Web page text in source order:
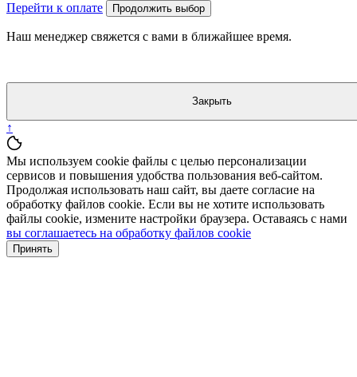
Перейти к оплате Продолжить выбор
Наш менеджер свяжется с вами в ближайшее время.
Закрыть
↑
Мы используем cookie файлы с целью персонализации
сервисов и повышения удобства пользования веб-сайтом.
Продолжая использовать наш сайт, вы даете согласие на
обработку файлов cookie. Если вы не хотите использовать
файлы cookie, измените настройки браузера. Оставаясь с нами
вы соглашаетесь на обработку файлов cookie
Принять